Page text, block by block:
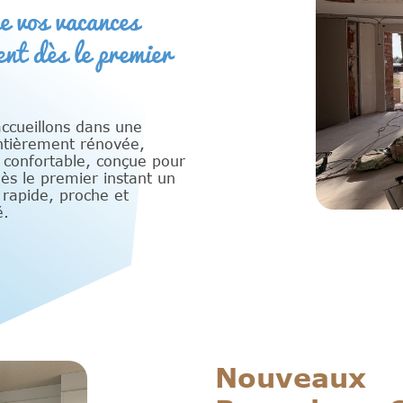
vos vacances
dès le premier
dans une
rénovée,
conçue pour
le premier instant un
proche et
Nouveaux